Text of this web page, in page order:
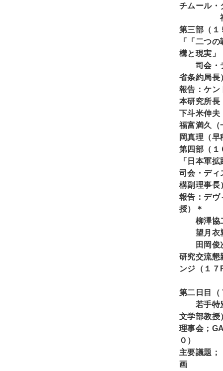
チムール・
福山
第三部（１
「「二つ
構と現実」
司会・デ
省条約局長
報告：ケン
本研究所長
下斗米伸夫
福富満久（
岡真理（
第四部（１
「日本軍
司会・ディ
構副理事長
報告：デヴ
授）＊
柳澤協二
望月衣塑
田岡俊次
研究交流
ンジ（１
第二日目（
若手特別
文学部教授
理事会；
０）
主要議題；
画